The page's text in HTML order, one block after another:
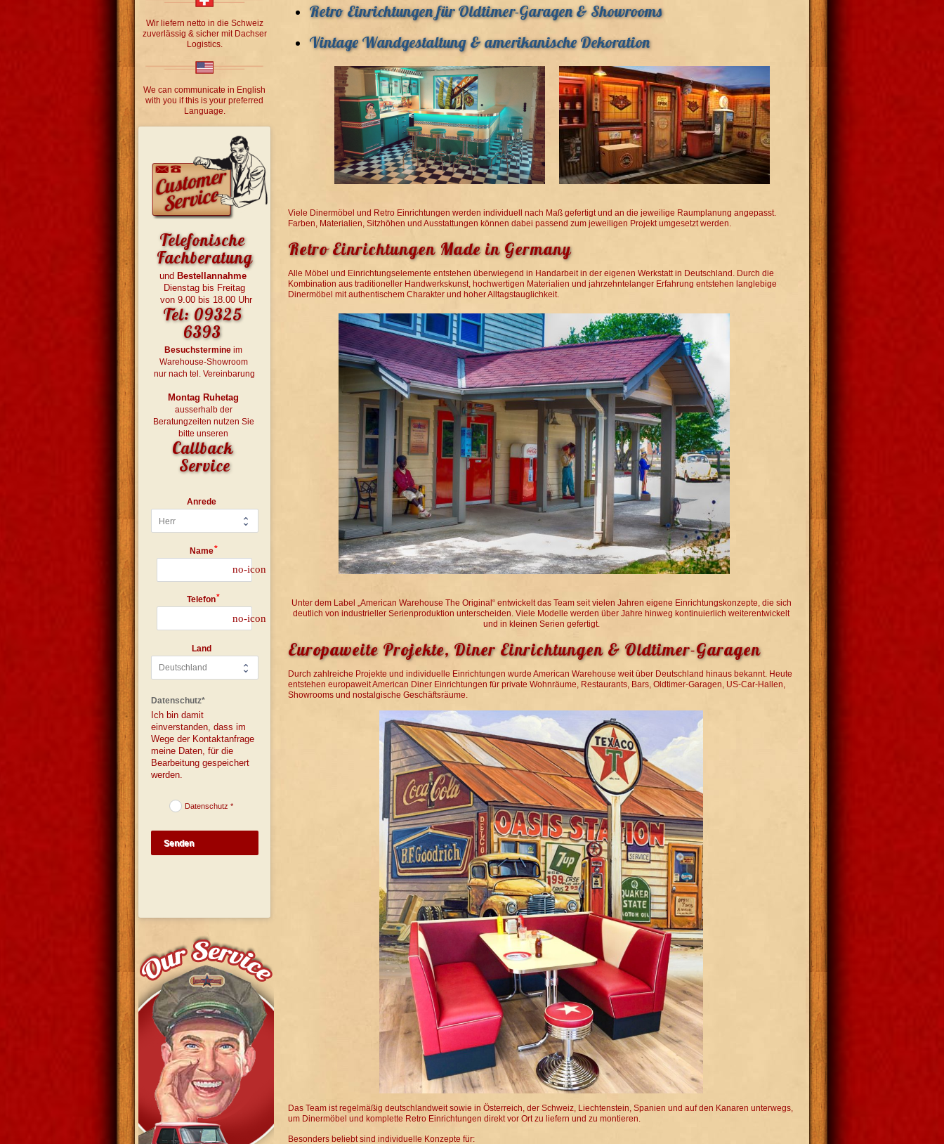
Wir liefern netto in die Schweiz
zuverlässig & sicher mit Dachser
Logistics.
We can communicate in English
with you if this is your preferred
Language.
Telefonische
Fachberatung
und Bestellannahme
Dienstag bis Freitag
von 9.00 bis 18.00 Uhr
Tel: 09325
6393
Besuchstermine im
Warehouse-Showroom
nur nach tel. Vereinbarung
Montag Ruhetag
ausserhalb der
Beratungzeiten nutzen Sie
bitte unseren
Callback
Service
Anrede
Name
no-icon
Telefon
no-icon
Land
Datenschutz*
Ich bin damit
einverstanden, dass im
Wege der Kontaktanfrage
meine Daten, für die
Bearbeitung gespeichert
werden.
Datenschutz *
Senden
Retro Einrichtungen für Oldtimer-Garagen & Showrooms
Vintage Wandgestaltung & amerikanische Dekoration
Viele Dinermöbel und Retro Einrichtungen werden individuell nach Maß gefertigt und an die jeweilige Raumplanung angepasst.
Farben, Materialien, Sitzhöhen und Ausstattungen können dabei passend zum jeweiligen Projekt umgesetzt werden.
Retro Einrichtungen Made in Germany
Alle Möbel und Einrichtungselemente entstehen überwiegend in Handarbeit in der eigenen Werkstatt in Deutschland. Durch die
Kombination aus traditioneller Handwerkskunst, hochwertigen Materialien und jahrzehntelanger Erfahrung entstehen langlebige
Dinermöbel mit authentischem Charakter und hoher Alltagstauglichkeit.
Unter dem Label „American Warehouse The Original“ entwickelt das Team seit vielen Jahren eigene Einrichtungskonzepte, die sich
deutlich von industrieller Serienproduktion unterscheiden. Viele Modelle werden über Jahre hinweg kontinuierlich weiterentwickelt
und in kleinen Serien gefertigt.
Europaweite Projekte, Diner Einrichtungen & Oldtimer-Garagen
Durch zahlreiche Projekte und individuelle Einrichtungen wurde American Warehouse weit über Deutschland hinaus bekannt. Heute
entstehen europaweit American Diner Einrichtungen für private Wohnräume, Restaurants, Bars, Oldtimer-Garagen, US-Car-Hallen,
Showrooms und nostalgische Geschäftsräume.
Das Team ist regelmäßig deutschlandweit sowie in Österreich, der Schweiz, Liechtenstein, Spanien und auf den Kanaren unterwegs,
um Dinermöbel und komplette Retro Einrichtungen direkt vor Ort zu liefern und zu montieren.
Besonders beliebt sind individuelle Konzepte für: